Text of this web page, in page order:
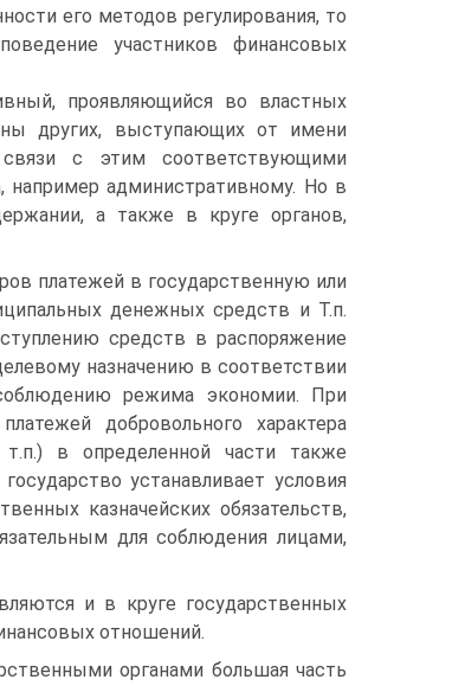
его методов регулирования, то
участников финансовых
проявляющийся во властных
других, выступающих от имени
с этим соответствующими
например административному. Но в
а также в круге органов,
платежей в государственную или
денежных средств и Т.п.
средств в распоряжение
назначению в соответствии
режима экономии. При
добровольного характера
т.п.) в определенной части также
устанавливает условия
казначейских обязательств,
для соблюдения лицами,
и в круге государственных
отношений.
органами большая часть